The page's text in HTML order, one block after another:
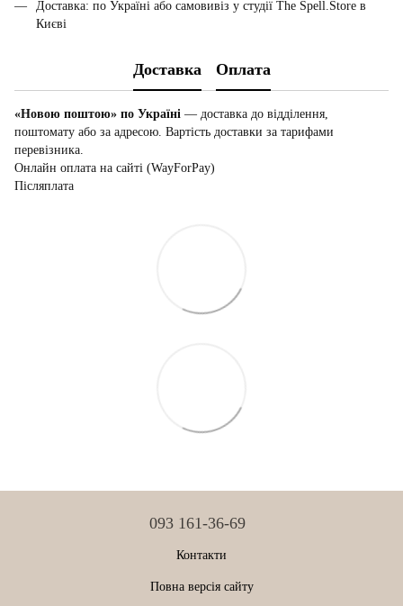
Доставка: по Україні або самовивіз у студії The Spell.Store в
Києві
Доставка Оплата
«Новою поштою» по Україні — доставка до відділення,
поштомату або за адресою. Вартість доставки за тарифами
перевізника.
Онлайн оплата на сайті (WayForPay)
Післяплата
093 161-36-69
Контакти
Повна версія сайту